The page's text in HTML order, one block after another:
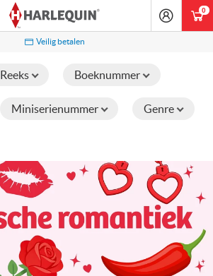
Veilig betalen
Reeks Boeknummer
Miniserienummer Genre
0